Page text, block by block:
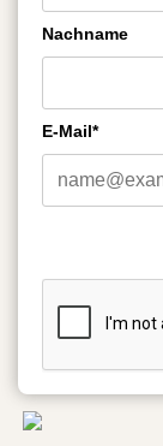
Nachname
E-Mail*